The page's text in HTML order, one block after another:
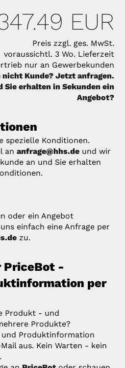
EUR
Preis zzgl. ges. MwSt.
voraussichtl. 3 Wo. Lieferzeit
nur an Gewerbekunden
nicht Kunde? Jetzt anfragen.
Sie erhalten in Sekunden ein
Angebot?
spezielle Konditionen.
ananfrage@hhs.de und wir
an und Sie erhalten
oder ein Angebot
einfach eine Anfrage per
zu.
PriceBot -
per
Produkt - und
Produkte?
Produktinformation
aus. Kein Warten - kein